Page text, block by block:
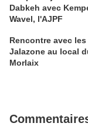
Dabkeh avec
Wavel, l'AJPF
Rencontre avec
Jalazone au local
Morlaix